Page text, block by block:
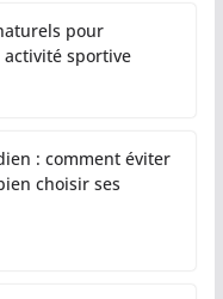
pour
sportive
: comment éviter
choisir ses